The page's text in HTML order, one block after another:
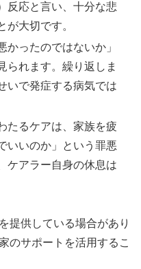
反応と言い、十分な悲
が大切です。
かったのではないか」
られます。繰り返しま
いで発症する病気では
たるケアは、家族を疲
いいのか」という罪悪
ケアラー自身の休息は
提供している場合があり
のサポートを活用するこ